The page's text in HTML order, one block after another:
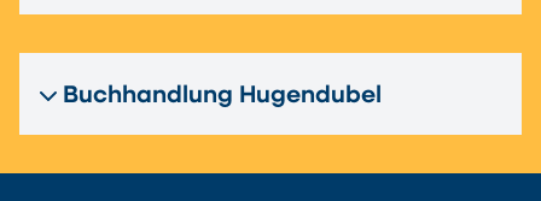
Buchhandlung Hugendubel